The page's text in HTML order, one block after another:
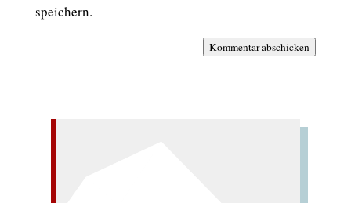
speichern.
Kommentar abschicken